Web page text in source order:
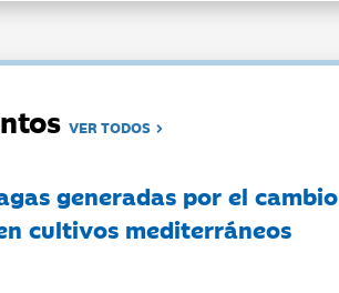
VER TODOS
generadas por el cambio
cultivos mediterráneos